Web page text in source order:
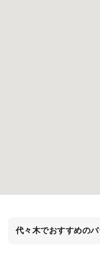
代々木でおすすめのバ